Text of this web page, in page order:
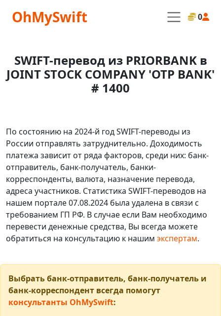
OhMySwift 0
SWIFT-перевод из PRIORBANK в
JOINT STOCK COMPANY 'OTP BANK'
# 1400
По состоянию на 2024-й год SWIFT-переводы из
России отправлять затруднительно. Доходимость
платежа зависит от ряда факторов, среди них: банк-
отправитель, банк-получатель, банки-
корреспонденты, валюта, назначение перевода,
адреса участников. Статистика SWIFT-переводов на
нашем портале 07.08.2024 была удалена в связи с
требованием ГП РФ. В случае если Вам необходимо
перевести денежные средства, Вы всегда можете
обратиться на консультацию к нашим экспертам.
Выбрать банк-отправитель, банк-получатель и
банк-корреспондент всегда помогут
консультанты OhMySwift: